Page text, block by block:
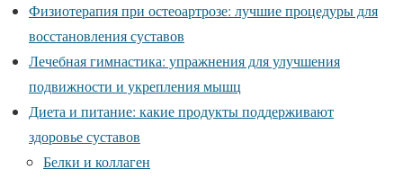
Физиотерапия при остеоартрозе: лучшие процедуры для
восстановления суставов
Лечебная гимнастика: упражнения для улучшения
подвижности и укрепления мышц
Диета и питание: какие продукты поддерживают
здоровье суставов
Белки и коллаген